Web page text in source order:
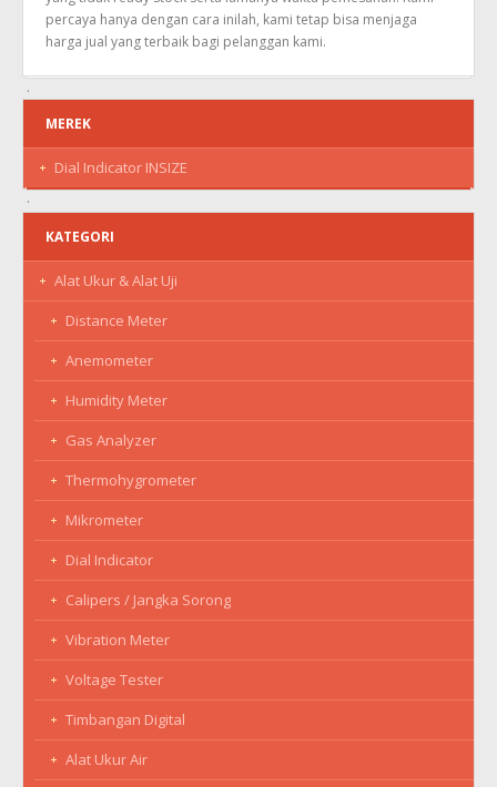
percaya hanya dengan cara inilah, kami tetap bisa menjaga
harga jual yang terbaik bagi pelanggan kami.
MEREK
Dial Indicator INSIZE
KATEGORI
Alat Ukur & Alat Uji
Distance Meter
Anemometer
Humidity Meter
Gas Analyzer
Thermohygrometer
Mikrometer
Dial Indicator
Calipers / Jangka Sorong
Vibration Meter
Voltage Tester
Timbangan Digital
Alat Ukur Air